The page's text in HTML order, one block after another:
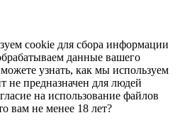
cookie для сбора информации
данные вашего
узнать, как мы используем
не предназначен для людей
на использование файлов
вам не менее 18 лет?